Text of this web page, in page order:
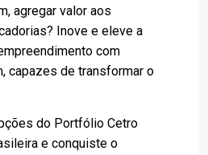
agregar valor aos
Inove e eleve a
com
capazes de transformar o
do Portfólio Cetro
e conquiste o